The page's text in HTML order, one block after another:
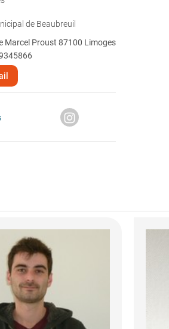
de Beaubreuil
Marcel Proust 87100 Limoges